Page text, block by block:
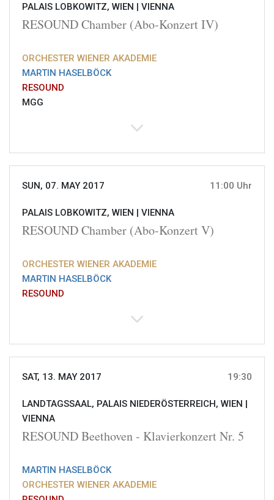
PALAIS LOBKOWITZ, WIEN | VIENNA
RESOUND Chamber (Abo-Konzert IV)
ORCHESTER WIENER AKADEMIE
MARTIN HASELBÖCK
RESOUND
MGG
SUN, 07. MAY 2017 11:00 Uhr
PALAIS LOBKOWITZ, WIEN | VIENNA
RESOUND Chamber (Abo-Konzert V)
ORCHESTER WIENER AKADEMIE
MARTIN HASELBÖCK
RESOUND
SAT, 13. MAY 2017 19:30
LANDTAGSSAAL, PALAIS NIEDERÖSTERREICH, WIEN |
VIENNA
RESOUND Beethoven - Klavierkonzert Nr. 5
MARTIN HASELBÖCK
ORCHESTER WIENER AKADEMIE